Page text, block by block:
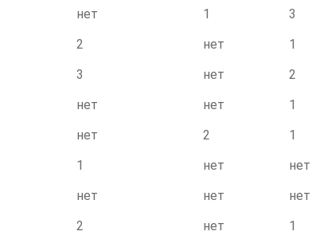
нет 1 3
2 нет 1
3 нет 2
нет нет 1
нет 2 1
1 нет нет
нет нет нет
2 нет 1